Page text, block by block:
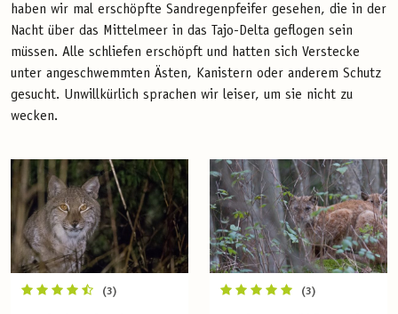
haben wir mal erschöpfte Sandregenpfeifer gesehen, die in der
Nacht über das Mittelmeer in das Tajo-Delta geflogen sein
müssen. Alle schliefen erschöpft und hatten sich Verstecke
unter angeschwemmten Ästen, Kanistern oder anderem Schutz
gesucht. Unwillkürlich sprachen wir leiser, um sie nicht zu
wecken.
(3) (3)